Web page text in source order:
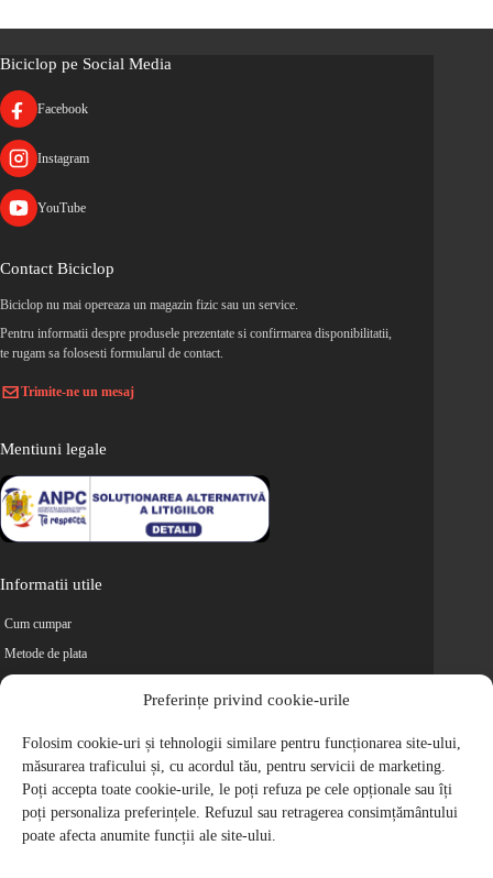
Preferințe privind cookie-urile
Folosim cookie-uri și tehnologii similare pentru funcționarea site-ului,
măsurarea traficului și, cu acordul tău, pentru servicii de marketing.
Poți accepta toate cookie-urile, le poți refuza pe cele opționale sau îți
poți personaliza preferințele. Refuzul sau retragerea consimțământului
poate afecta anumite funcții ale site-ului.
Biciclop pe Social Media
Facebook
Instagram
YouTube
Contact Biciclop
Biciclop nu mai opereaza un magazin fizic sau un service.
Pentru informatii despre produsele prezentate si confirmarea disponibilitatii,
te rugam sa folosesti formularul de contact.
Trimite-ne un mesaj
Mentiuni legale
Informatii utile
Cum cumpar
Metode de plata
Retur
Cariere
Politica de Confidentialitate
Politica de cookie-uri